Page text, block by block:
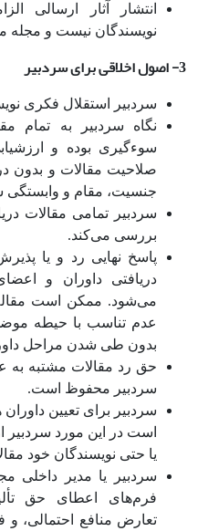
انتشار آثار ارسالی
نویسندگان نیست و مجله
3- اصول اخلاقی برای سردبیر
سردبیر استقلال فکری
نگاه سردبیر به تمام
سوءگیری بوده و
صلاحیت مقالات و بدون
جنسیت، مقام و وابستگی
سردبیر تمامی مقالات
بررسی می‌کند.
پاسخ نهایی رد و یا
دریافتی داوران و
می‌شود. ممکن است
عدم تناسب با حیطه
بدون طی شدن مراحل
حق رد مقالات مشتبه به
سردبیر محفوظ است.
سردبیر برای تعیین
است در این مورد سردبیر
یا حتی نویسندگان خود
سردبیر یا مدیر داخلی
فرم‌های اعطای حق
تعارض منافع احتمالی،